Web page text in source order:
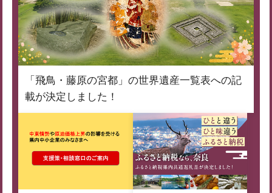
「飛鳥・藤原の宮都」の世界遺産一覧表への記
載が決定しました！